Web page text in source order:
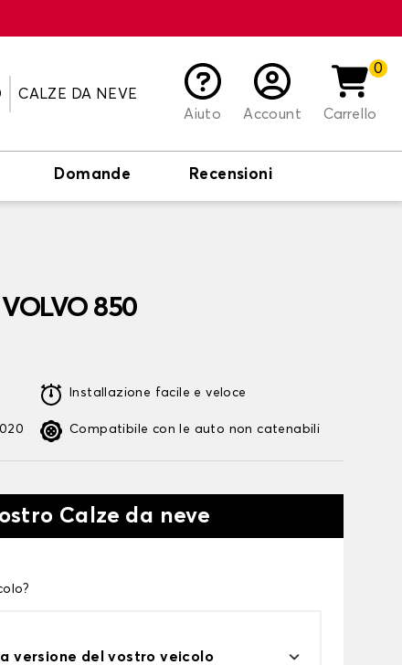
CALZE DA NEVE
Aiuto
Account
0
Carrello
Domande Recensioni
850
Installazione facile e veloce
Compatibile con le auto non catenabili
Calze da neve
versione del vostro veicolo